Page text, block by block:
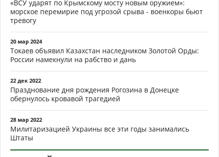
«ВСУ ударят по Крымскому мосту новым оружием»:
морское перемирие под угрозой срыва - военкоры бьют
тревогу
20 мар 2024
Токаев объявил Казахстан наследником Золотой Орды:
России намекнули на рабство и дань
22 дек 2022
Празднование дня рождения Рогозина в Донецке
обернулось кровавой трагедией
28 мар 2022
Милитаризацией Украины все эти годы занимались
Штаты